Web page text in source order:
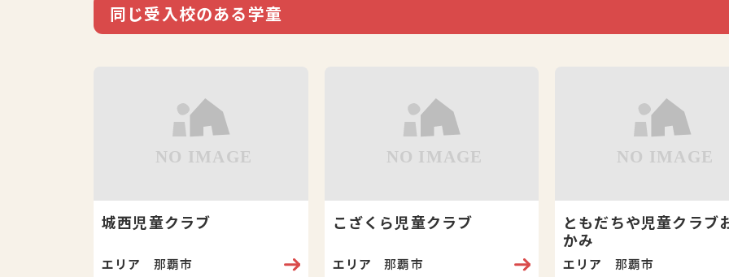
同じ受入校のある学童
城西児童クラブ
エリア 那覇市
こざくら児童クラブ
エリア 那覇市
ともだちや児童クラブ
かみ
エリア 那覇市